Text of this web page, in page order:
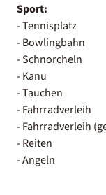
Sport:
- Tennisplatz
- Bowlingbahn
- Schnorcheln
- Kanu
- Tauchen
- Fahrradverleih
- Fahrradverleih
- Reiten
- Angeln